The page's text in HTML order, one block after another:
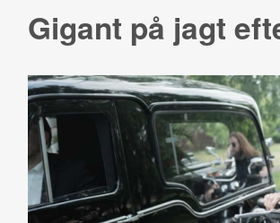
Gigant på jagt